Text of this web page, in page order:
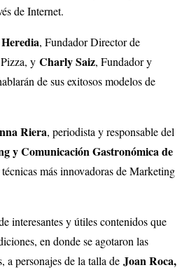
de Internet.
, Fundador Director de
y Charly Saiz, Fundador y
de sus exitosos modelos de
Riera, periodista y responsable del
y Comunicación Gastronómica de
más innovadoras de Marketing
interesantes y útiles contenidos que
en donde se agotaron las
a personajes de la talla de Joan Roca,